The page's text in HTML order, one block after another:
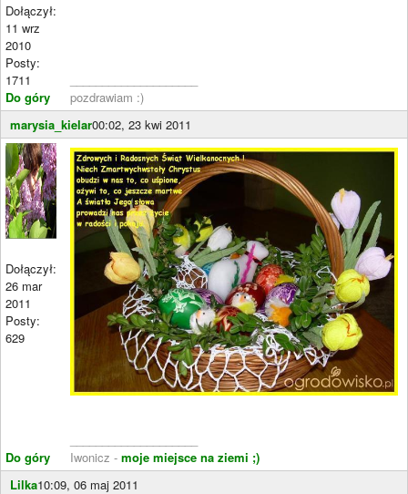
Dołączył:
11 wrz
2010
Posty:
1711
Do góry
pozdrawiam :)
marysia_kielar00:02, 23 kwi 2011
Dołączył:
26 mar
2011
Posty:
629
Do góry
Iwonicz - moje miejsce na ziemi ;)
Lilka10:09, 06 maj 2011